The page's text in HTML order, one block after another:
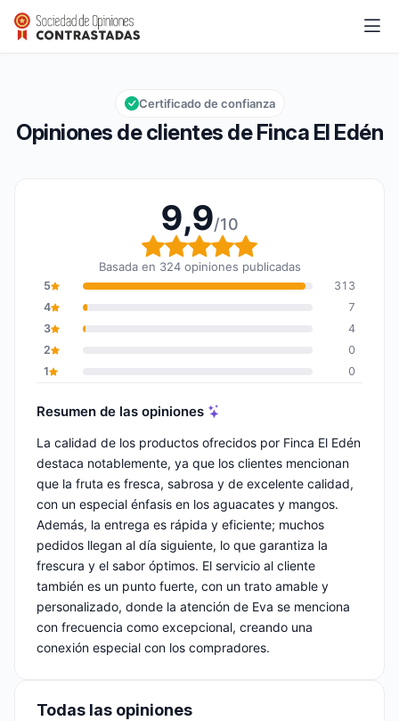
Finca El Edén
Calificación global: 9,9 de 10
9,9/10
Opiniones de clientes de Finca El Edén
Certificado de confianza
9,9/10
Calificación global: 9,9
Basada en 324 opiniones publicadas
5
313
4
7
3
4
2
0
1
0
Resumen de las opiniones
La calidad de los productos ofrecidos por Finca El Edén
destaca notablemente, ya que los clientes mencionan
que la fruta es fresca, sabrosa y de excelente calidad,
con un especial énfasis en los aguacates y mangos.
Además, la entrega es rápida y eficiente; muchos
pedidos llegan al día siguiente, lo que garantiza la
frescura y el sabor óptimos. El servicio al cliente
también es un punto fuerte, con un trato amable y
personalizado, donde la atención de Eva se menciona
con frecuencia como excepcional, creando una
conexión especial con los compradores.
Todas las opiniones